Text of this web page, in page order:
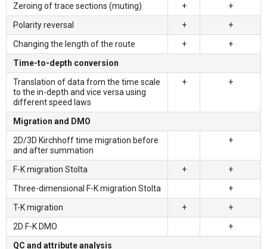
Zeroing of trace sections (muting)
+
+
Polarity reversal
+
+
Changing the length of the route
+
+
Time-to-depth conversion
Translation of data from the time scale
to the in-depth and vice versa using
different speed laws
+ +
Migration and DMO
2D/3D Kirchhoff time migration before
and after summation
+
F-K migration Stolta +
+
Three-dimensional F-K migration Stolta
+
T-K migration
+
+
2D F-K DMO
+
QC and attribute analysis